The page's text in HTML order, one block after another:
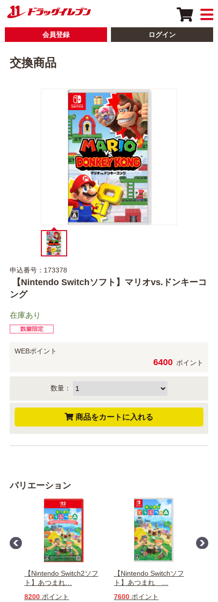
会員登録 ログイン
交換商品
申込番号：173378
【Nintendo Switchソフト】マリオvs.ドンキーコ
ング
在庫あり
WEBポイント
6400 ポイント
数量：
バリエーション
【Nintendo Switch2ソフ
ト】あつまれ
8200 ポイント
【Nintendo Switchソフ
ト】あつまれ
7600 ポイント